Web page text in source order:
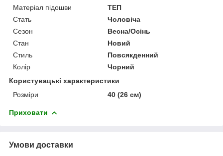
Матеріал підошви
ТЕП
Стать
Чоловіча
Сезон
Весна/Осінь
Стан
Новий
Стиль
Повсякденний
Колір
Чорний
Користувацькі характеристики
Розміри
40 (26 см)
Приховати
Умови доставки